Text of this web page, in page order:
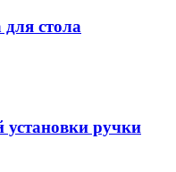
для стола
установки ручки